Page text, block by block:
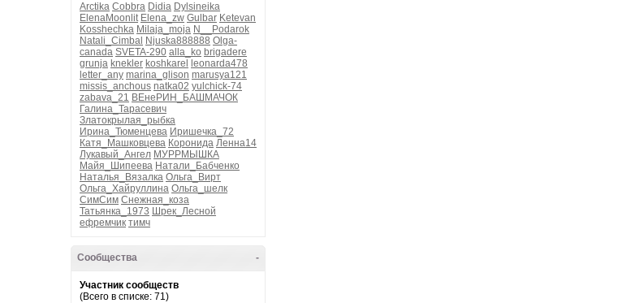
Arctika Cobbra Didia Dylsineika
ElenaMoonlit Elena_zw Gulbar Ketevan
Kosshechka Milaja_moja N__Podarok
Natali_Cimbal Njuska888888 Olga-
canada SVETA-290 alla_ko brigadere
grunja knekler koshkarel
leonarda478
letter_any marina_glison marusya121
missis_anchous natka02 yulchick-74
zabava_21 ВЕнеРИН_БАШМАЧОК
Галина_Тарасевич
Златокрылая_рыбка
Ирина_Тюменцева Иришечка_72
Катя_Машковцева Коронида Ленна14
Лукавый_Ангел МУРРМЫШКА
Майя_Шипеева Натали_Бабченко
Наталья_Вязалка Ольга_Вирт
Ольга_Хайруллина Ольга_шелк
СимСим Снежная_коза
Татьянка_1973 Шрек_Лесной
ефремчик тимч
-
Сообщества
Участник сообществ
(Всего в списке: 71)